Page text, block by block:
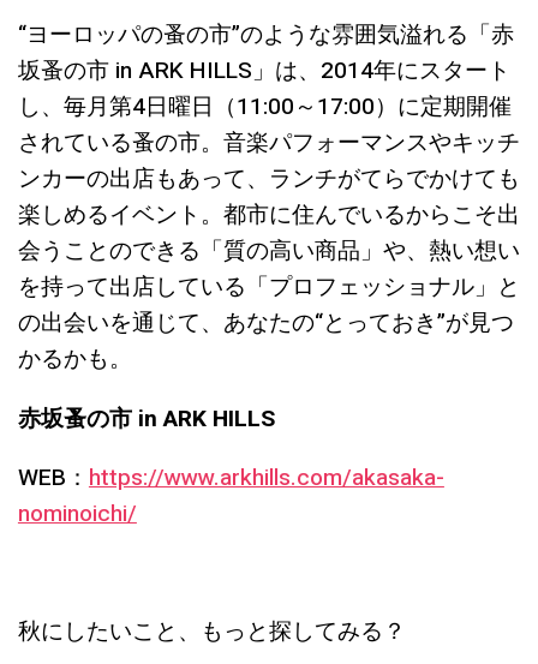
“ヨーロッパの蚤の市”のような雰囲気溢れる「赤
坂蚤の市 in ARK HILLS」は、2014年にスタート
し、毎月第4日曜日（11:00～17:00）に定期開催
されている蚤の市。音楽パフォーマンスやキッチ
ンカーの出店もあって、ランチがてらでかけても
楽しめるイベント。都市に住んでいるからこそ出
会うことのできる「質の高い商品」 や、熱い想い
を持って出店している「プロフェッショナル」 と
の出会いを通じて、あなたの“とっておき”が見つ
かるかも。
赤坂蚤の市 in ARK HILLS
WEB： https://www.arkhills.com/akasaka-
nominoichi/
秋にしたいこと、もっと探してみる？